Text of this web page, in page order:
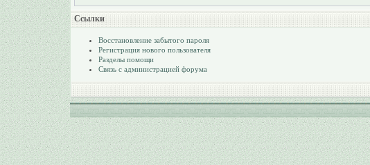
Ссылки
Восстановление забытого пароля
Регистрация нового пользователя
Разделы помощи
Связь с администрацией форума